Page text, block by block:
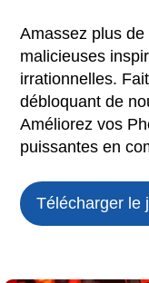
Amassez plus
malicieuses
irrationnelles.
débloquant de
Améliorez vos
puissantes en
Télécharger le